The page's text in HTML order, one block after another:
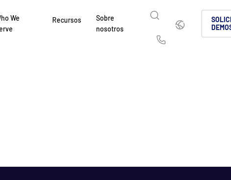
We
Recursos
Sobre
nosotros
Español